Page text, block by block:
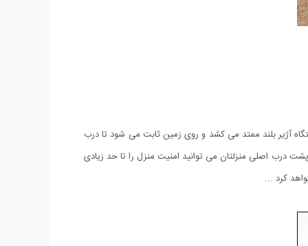
آژیر بلند ممتد می کشد و روی زمین ثابت می شود تا درب
درب اصلی منزلتان می توانید امنیت منزل را تا حد زیادی
کرد ...